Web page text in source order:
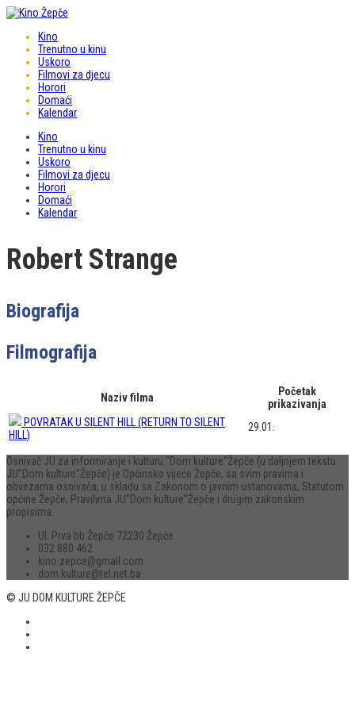
Kino
Trenutno u kinu
Uskoro
Filmovi za djecu
Horori
Domaći
Kalendar
Kino
Trenutno u kinu
Uskoro
Filmovi za djecu
Horori
Domaći
Kalendar
Robert Strange
Biografija
Filmografija
Naziv filma
Početak
prikazivanja
POVRATAK U SILENT HILL (RETURN TO SILENT
HILL)
29.01.
Osnivač JU za informiranje i kulturu “Dom kulture“Žepče (u daljnjem tekstu
JU”Dom kulture”Žepče) je Općinsko vijeće Žepče, sa svim pravima i
obvezama osnivača, u skladu sa Zakonom o javnim ustanovama, Statutom
općine Žepče, Pravilima JU”Dom kulture”Žepče i drugim zakonskim
propisima.
Ul. Prva bb Žepče 72230 Žepče
032 880 462
kino.zepce@gmail.com
dom.kulture@tel.net.ba
© JU DOM KULTURE ŽEPČE